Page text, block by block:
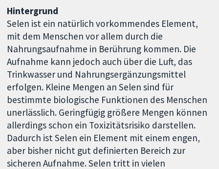
Hintergrund
Selen ist ein natürlich vorkommendes Element,
mit dem Menschen vor allem durch die
Nahrungsaufnahme in Berührung kommen. Die
Aufnahme kann jedoch auch über die Luft, das
Trinkwasser und Nahrungsergänzungsmittel
erfolgen. Kleine Mengen an Selen sind für
bestimmte biologische Funktionen des Menschen
unerlässlich. Geringfügig größere Mengen können
allerdings schon ein Toxizitätsrisiko darstellen.
Dadurch ist Selen ein Element mit einem engen,
aber bisher nicht gut definierten Bereich zur
sicheren Aufnahme. Selen tritt in vielen